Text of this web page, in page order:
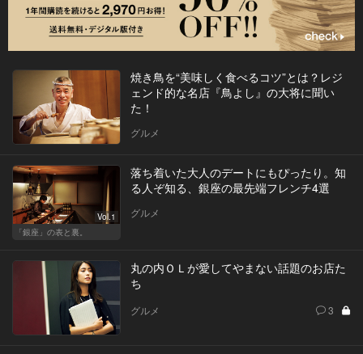
焼き鳥を“美味しく食べるコツ”とは？レジ
ェンド的な名店『鳥よし』の大将に聞い
た！
グルメ
Vol.1
「銀座」の表と裏。
落ち着いた大人のデートにもぴったり。知
る人ぞ知る、銀座の最先端フレンチ4選
グルメ
丸の内ＯＬが愛してやまない話題のお店た
ち
グルメ 3